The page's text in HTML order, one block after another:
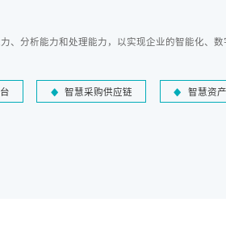
、分析能力和处理能力，以实现企业的智能化、数
智慧采购供应链 智慧资